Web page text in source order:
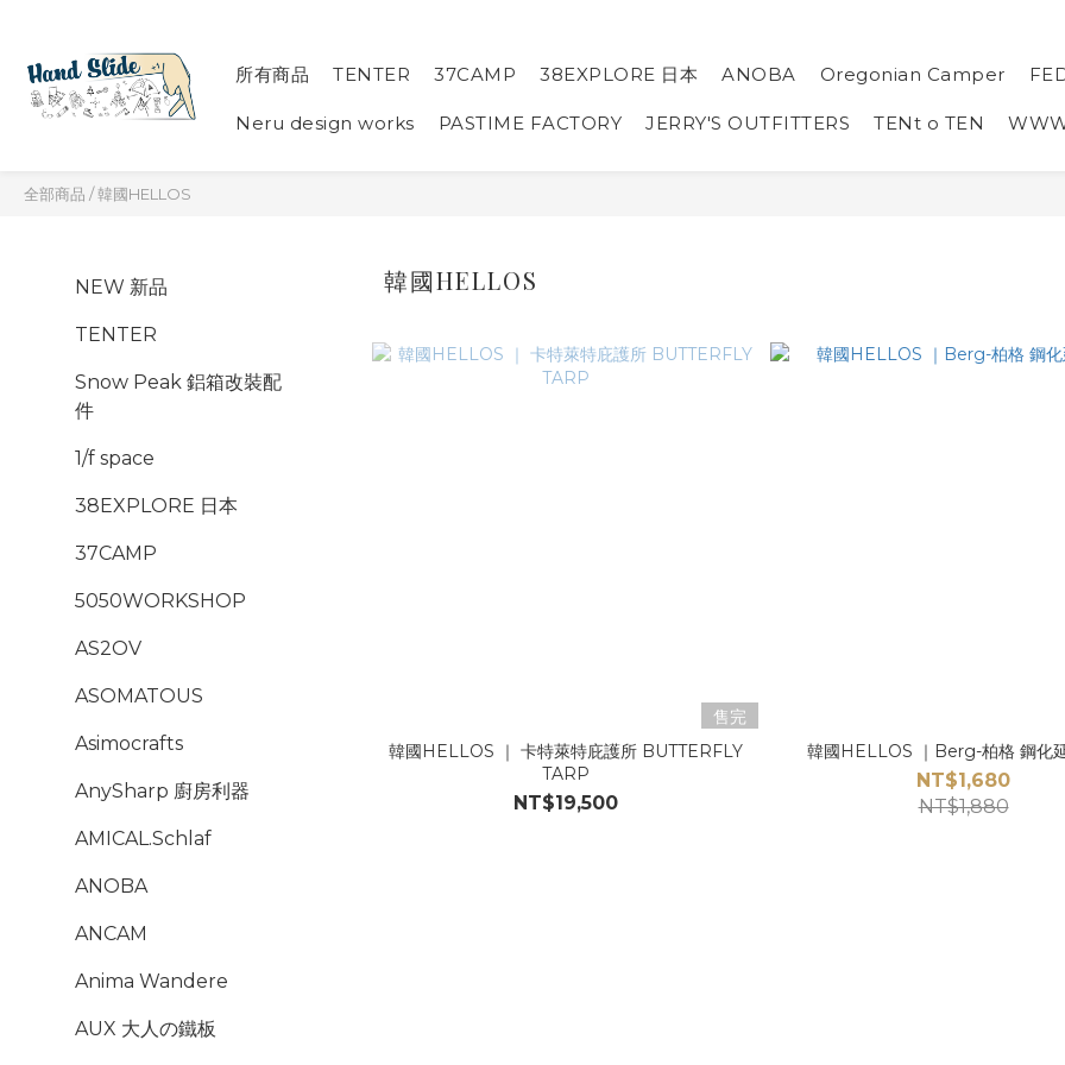
所有商品 TENTER 37CAMP 38EXPLORE 日本 ANOBA Oregonian Camper
Neru design works PASTIME FACTORY JERRY'S OUTFITTERS TENt o TEN
全部商品 /韓國HELLOS
NEW 新品
TENTER
Snow Peak 鋁箱改裝配
件
1/f space
38EXPLORE 日本
37CAMP
5050WORKSHOP
AS2OV
ASOMATOUS
Asimocrafts
AnySharp 廚房利器
AMICAL.Schlaf
ANOBA
ANCAM
Anima Wandere
AUX 大人の鐵板
韓國HELLOS
售完
韓國HELLOS ｜ 卡特萊特庇護所 BUTTERFLY
TARP
NT$19,500
韓國HELLOS ｜Berg-柏格 鋼化
NT$1,680
NT$1,880